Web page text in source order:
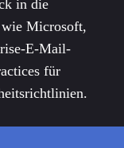
in die
Microsoft,
E-Mail-
für